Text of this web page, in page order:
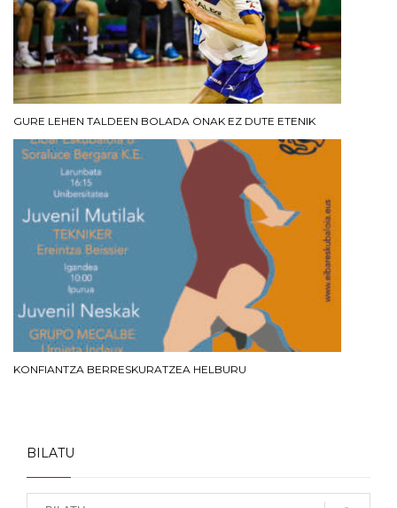
GURE LEHEN TALDEEN BOLADA ONAK EZ DUTE ETENIK
KONFIANTZA BERRESKURATZEA HELBURU
BILATU